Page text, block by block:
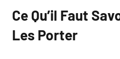
Ce Qu’il Faut
Les Porter